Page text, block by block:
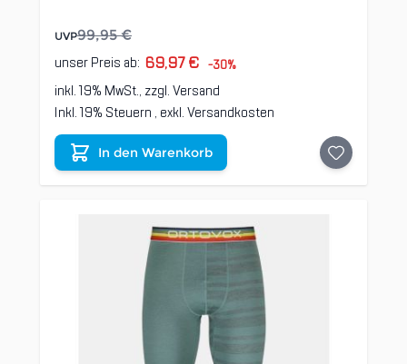
UVP99,95 €
unser Preis ab: 69,97 € -30%
inkl. 19% MwSt., zzgl.Versand
Inkl. 19% Steuern , exkl.Versandkosten
In den Warenkorb